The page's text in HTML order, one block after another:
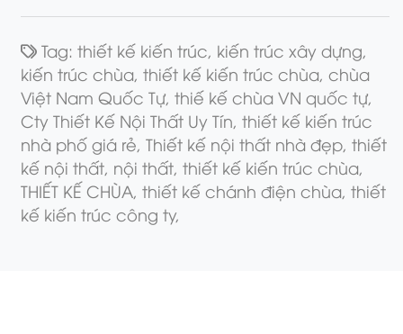
Tag: thiết kế kiến trúc, kiến trúc xây dựng,
kiến trúc chùa, thiết kế kiến trúc chùa, chùa
Việt Nam Quốc Tự, thiế kế chùa VN quốc tự,
Cty Thiết Kế Nội Thất Uy Tín, thiết kế kiến trúc
nhà phố giá rẻ, Thiết kế nội thất nhà đẹp, thiết
kế nội thất, nội thất, thiết kế kiến trúc chùa,
THIẾT KẾ CHÙA, thiết kế chánh điện chùa, thiết
kế kiến trúc công ty,